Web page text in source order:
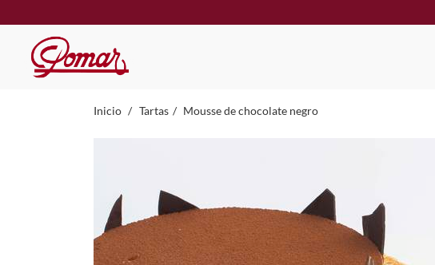
Inicio Tartas Mousse de chocolate negro